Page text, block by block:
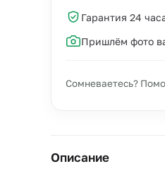
Гарантия 24
Пришлём фото
Сомневаетесь?
Описание